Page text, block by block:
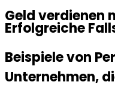
Geld verdienen
Erfolgreiche
Beispiele von
Unternehmen,